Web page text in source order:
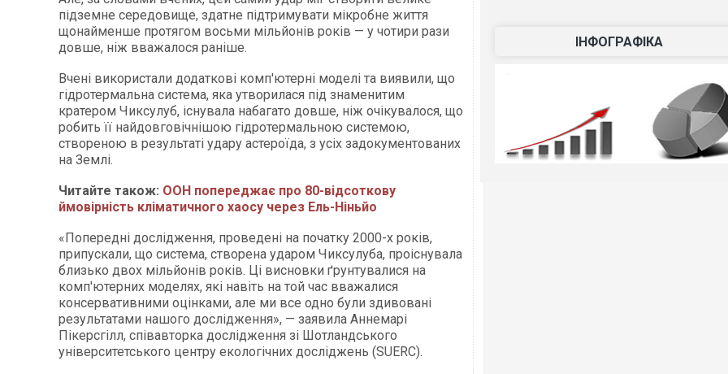
підземне середовище, здатне підтримувати мікробне життя
щонайменше протягом восьми мільйонів років — у чотири рази
довше, ніж вважалося раніше.
Вчені використали додаткові комп'ютерні моделі та виявили, що
гідротермальна система, яка утворилася під знаменитим
кратером Чиксулуб, існувала набагато довше, ніж очікувалося, що
робить її найдовговічнішою гідротермальною системою,
створеною в результаті удару астероїда, з усіх задокументованих
на Землі.
Читайте також: ООН попереджає про 80-відсоткову
ймовірність кліматичного хаосу через Ель-Ніньйо
«Попередні дослідження, проведені на початку 2000-х років,
припускали, що система, створена ударом Чиксулуба, проіснувала
близько двох мільйонів років. Ці висновки ґрунтувалися на
комп'ютерних моделях, які навіть на той час вважалися
консервативними оцінками, але ми все одно були здивовані
результатами нашого дослідження», — заявила Аннемарі
Пікерсгілл, співавторка дослідження зі Шотландського
університетського центру екологічних досліджень (SUERC).
ІНФОГРАФІКА